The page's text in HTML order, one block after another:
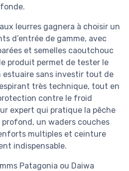
leurres gagnera à choisir un
d’entrée de gamme, avec
et semelles caoutchouc
produit permet de tester le
estuaire sans investir tout de
très technique, tout en
contre le froid
expert qui pratique la pêche
un waders couches
multiples et ceinture
indispensable.
Patagonia ou Daiwa